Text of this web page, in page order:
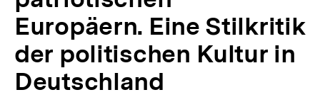
Europäern. Eine Stilkritik
der politischen Kultur in
Deutschland